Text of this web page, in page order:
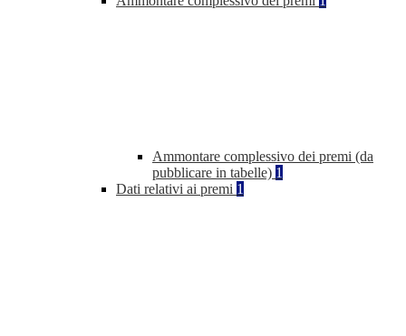
Ammontare complessivo dei premi (da
pubblicare in tabelle) 1
Dati relativi ai premi 1